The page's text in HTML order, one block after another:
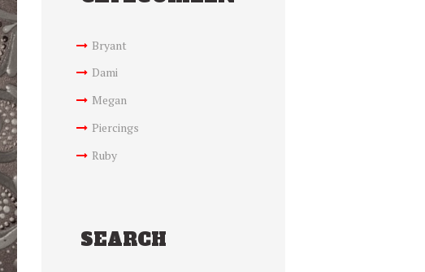
Bryant
Dami
Megan
Piercings
Ruby
SEARCH